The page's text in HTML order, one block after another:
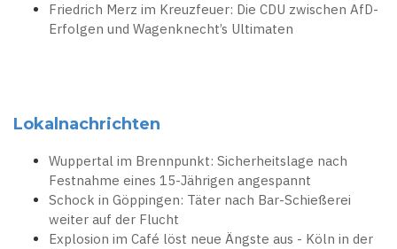
Friedrich Merz im Kreuzfeuer: Die CDU zwischen AfD-
Erfolgen und Wagenknecht’s Ultimaten
Lokalnachrichten
Wuppertal im Brennpunkt: Sicherheitslage nach
Festnahme eines 15-Jährigen angespannt
Schock in Göppingen: Täter nach Bar-Schießerei
weiter auf der Flucht
Explosion im Café löst neue Ängste aus - Köln in der